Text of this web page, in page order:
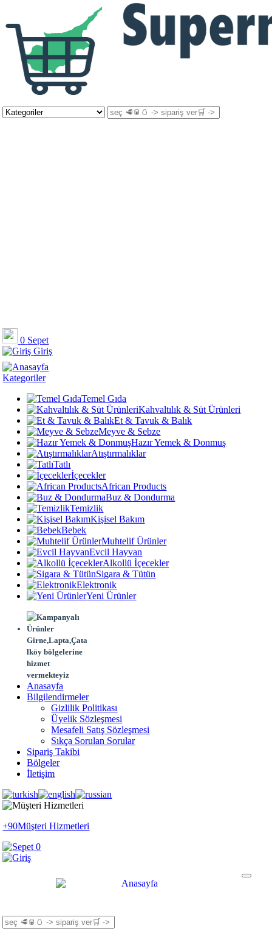
0 Sepet
Giriş
Kategoriler
Temel Gıda
Kahvaltılık & Süt Ürünleri
Et & Tavuk & Balık
Meyve & Sebze
Hazır Yemek & Donmuş
Atıştırmalıklar
Tatlı
İçecekler
African Products
Buz & Dondurma
Temizlik
Kişisel Bakım
Bebek
Muhtelif Ürünler
Evcil Hayvan
Alkollü İçecekler
Sigara & Tütün
Elektronik
Yeni Ürünler
Girne,Lapta,Çata
lköy bölgelerine
hizmet
vermekteyiz
Anasayfa
Bilgilendirmeler
Gizlilik Politikası
Üyelik Sözleşmesi
Mesafeli Satış Sözleşmesi
Sıkça Sorulan Sorular
Sipariş Takibi
Bölgeler
İletişim
+90Müşteri Hizmetleri
0